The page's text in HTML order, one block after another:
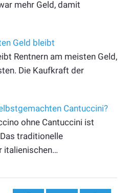
mehr Geld, damit
Geld bleibt
Rentnern am meisten Geld,
Die Kaufkraft der
Cantuccini?
ohne Cantuccini ist
traditionelle
italienischen…